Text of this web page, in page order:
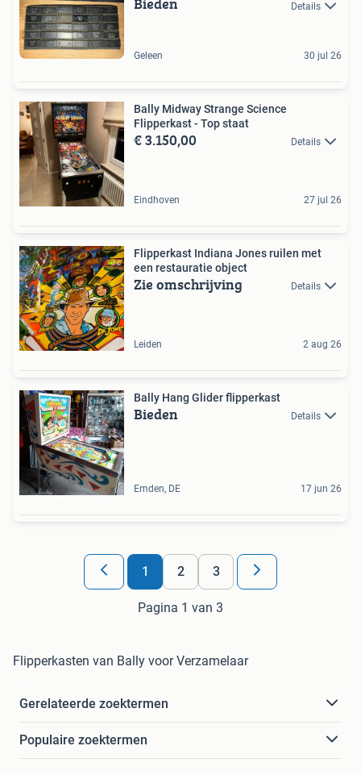
Details
Geleen 30 jul 26
Bally Midway Strange Science
Flipperkast - Top staat
€ 3.150,00 Details
Eindhoven 27 jul 26
Flipperkast Indiana Jones ruilen met
een restauratie object
Zie omschrijving Details
Leiden 2 aug 26
Bally Hang Glider flipperkast
Bieden Details
Emden, DE 17 jun 26
1 2 3
Pagina 1 van 3
Flipperkasten van Bally voor Verzamelaar
Gerelateerde zoektermen
Populaire zoektermen